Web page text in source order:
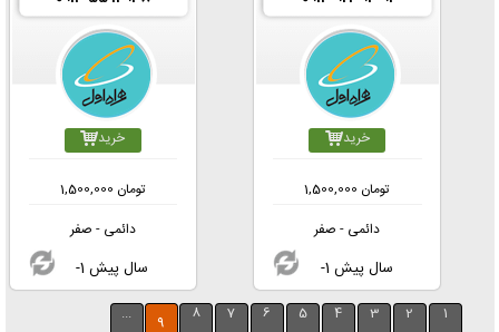
خرید
1,500,000 تومان
دائمی - صفر
-1 سال پیش
خرید
1,500,000 تومان
دائمی - صفر
-1 سال پیش
1
2
3
4
5
6
7
8
9
...